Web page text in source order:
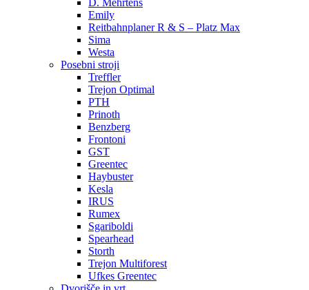
D. Mehrtens
Emily
Reitbahnplaner R & S – Platz Max
Sima
Westa
Posebni stroji
Treffler
Trejon Optimal
PTH
Prinoth
Benzberg
Frontoni
GST
Greentec
Haybuster
Kesla
IRUS
Rumex
Sgariboldi
Spearhead
Storth
Trejon Multiforest
Ufkes Greentec